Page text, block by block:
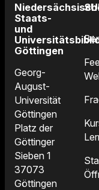
Staats-
und
Göttingen
Georg-
August-
Universität
Göttingen
Platz der
Göttinger
Sieben 1
37073
Göttingen